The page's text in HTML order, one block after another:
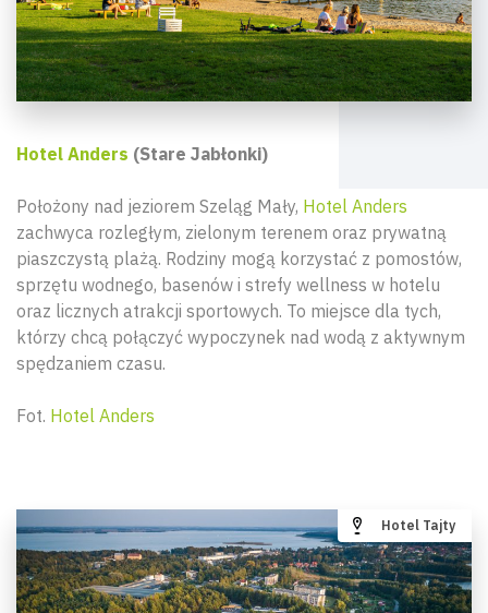
Hotel Anders (Stare Jabłonki)
Położony nad jeziorem Szeląg Mały, Hotel Anders
zachwyca rozległym, zielonym terenem oraz prywatną
piaszczystą plażą. Rodziny mogą korzystać z pomostów,
sprzętu wodnego, basenów i strefy wellness w hotelu
oraz licznych atrakcji sportowych. To miejsce dla tych,
którzy chcą połączyć wypoczynek nad wodą z aktywnym
spędzaniem czasu.
Fot. Hotel Anders
Hotel Tajty